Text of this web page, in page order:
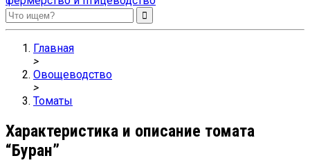
Sveklon.Ru – все про сад, огород, фермерство и птицеводство
Главная
>
Овощеводство
>
Томаты
Характеристика и описание томата
“Буран”